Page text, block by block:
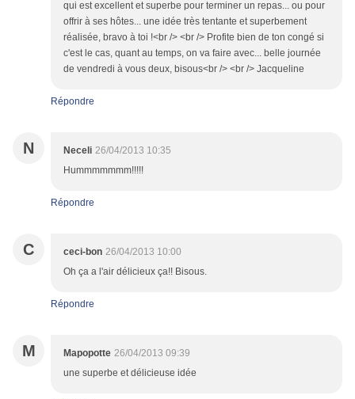
qui est excellent et superbe pour terminer un repas... ou pour
offrir à ses hôtes... une idée très tentante et superbement
réalisée, bravo à toi !<br /> <br /> Profite bien de ton congé si
c'est le cas, quant au temps, on va faire avec... belle journée
de vendredi à vous deux, bisous<br /> <br /> Jacqueline
Répondre
N Neceli 26/04/2013 10:35
Hummmmmmm!!!!!
Répondre
C ceci-bon 26/04/2013 10:00
Oh ça a l'air délicieux ça!! Bisous.
Répondre
M Mapopotte 26/04/2013 09:39
une superbe et délicieuse idée